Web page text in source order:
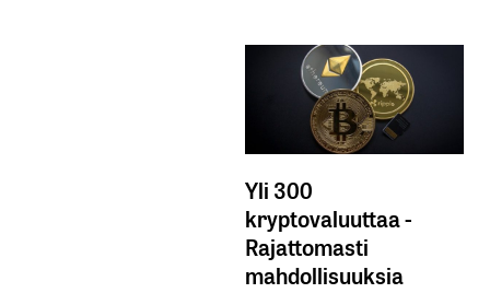
Yli 300
kryptovaluuttaa -
Rajattomasti
mahdollisuuksia